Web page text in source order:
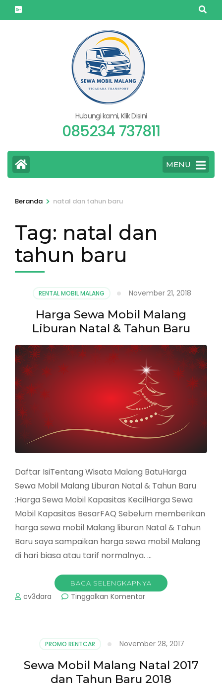
Lompat
ke
Hubungi kami, Klik Disini
085234 737811
MENU
Beranda > natal dan tahun baru
Tag: natal dan
tahun baru
RENTAL MOBIL MALANG November 21, 2018
Harga Sewa Mobil Malang
Liburan Natal & Tahun Baru
Daftar IsiTentang Wisata Malang BatuHarga
Sewa Mobil Malang Liburan Natal & Tahun Baru
:Harga Sewa Mobil Kapasitas KecilHarga Sewa
Mobil Kapasitas BesarFAQ Sebelum memberikan
harga sewa mobil Malang liburan Natal & Tahun
Baru saya sampaikan harga sewa mobil Malang
di hari biasa atau tarif normalnya. …
BACA SELENGKAPNYA
cv3dara Tinggalkan Komentarpada
Liburan
Natal
&
Tahun
PROMO RENTCAR November 28, 2017
Sewa Mobil Malang Natal 2017
dan Tahun Baru 2018